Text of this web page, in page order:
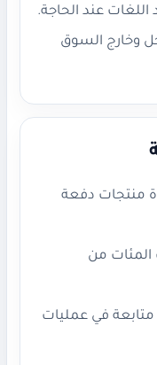
وخارج السوق
منتجات دفعة
المئات من
في عمليات